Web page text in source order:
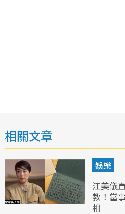
相關文章
娛樂
江美儀
教！當
相